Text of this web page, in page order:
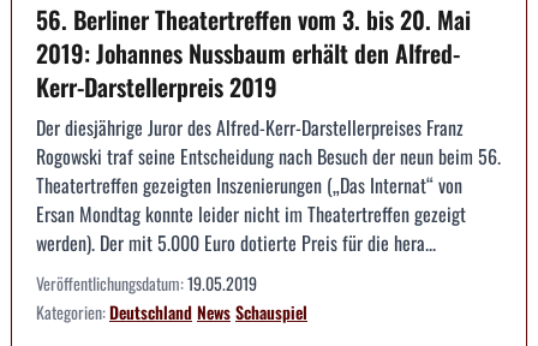
56. Berliner Theatertreffen vom 3. bis 20. Mai
2019: Johannes Nussbaum erhält den Alfred-
Kerr-Darstellerpreis 2019
Der diesjährige Juror des Alfred-Kerr-Darstellerpreises Franz
Rogowski traf seine Entscheidung nach Besuch der neun beim 56.
Theatertreffen gezeigten Inszenierungen („Das Internat“ von
Ersan Mondtag konnte leider nicht im Theatertreffen gezeigt
werden). Der mit 5.000 Euro dotierte Preis für die hera...
Veröffentlichungsdatum:19.05.2019
Kategorien:DeutschlandNewsSchauspiel